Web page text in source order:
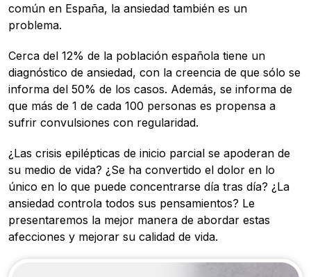
común en España, la ansiedad también es un
problema.
Cerca del 12% de la población española tiene un
diagnóstico de ansiedad, con la creencia de que sólo se
informa del 50% de los casos. Además, se informa de
que más de 1 de cada 100 personas es propensa a
sufrir convulsiones con regularidad.
¿Las crisis epilépticas de inicio parcial se apoderan de
su medio de vida? ¿Se ha convertido el dolor en lo
único en lo que puede concentrarse día tras día? ¿La
ansiedad controla todos sus pensamientos? Le
presentaremos la mejor manera de abordar estas
afecciones y mejorar su calidad de vida.